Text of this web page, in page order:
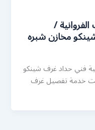
/
فني حداد غرف شينكو
خدمة تفصيل غرف